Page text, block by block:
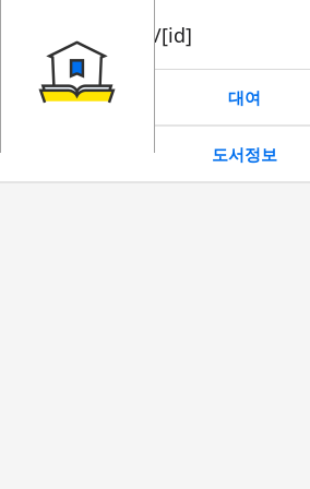
book/rent/[id]
대여
도서정보